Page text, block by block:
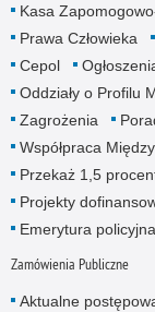
Kasa
Prawa Człowieka
Cepol
Oddziały o Profilu
Zagrożenia
Współpraca
Przekaż 1,5
Projekty
Emerytura
Zamówienia Publiczne
Aktualne